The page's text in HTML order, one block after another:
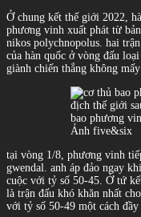
Ở chung kết thế giới 2022,
phương vinh xuất phát từ
nikos polychnopolus. hai
của hàn quốc ở vòng đấu
giành chiến thắng không mấy
bao phương
Ảnh five&six
tại vòng 1/8, phương vinh
gwendal. anh áp đảo ngay
cuộc với tỷ số 50-45. Ở tứ
là trận đấu khó khăn nhất
với tỷ số 50-49 một cách đầy